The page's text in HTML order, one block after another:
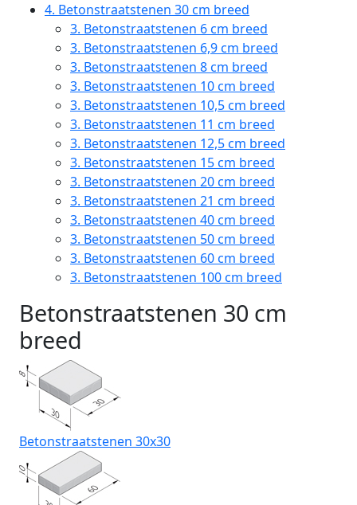
4. Betonstraatstenen 30 cm breed
3. Betonstraatstenen 6 cm breed
3. Betonstraatstenen 6,9 cm breed
3. Betonstraatstenen 8 cm breed
3. Betonstraatstenen 10 cm breed
3. Betonstraatstenen 10,5 cm breed
3. Betonstraatstenen 11 cm breed
3. Betonstraatstenen 12,5 cm breed
3. Betonstraatstenen 15 cm breed
3. Betonstraatstenen 20 cm breed
3. Betonstraatstenen 21 cm breed
3. Betonstraatstenen 40 cm breed
3. Betonstraatstenen 50 cm breed
3. Betonstraatstenen 60 cm breed
3. Betonstraatstenen 100 cm breed
Betonstraatstenen 30 cm
breed
Betonstraatstenen 30x30